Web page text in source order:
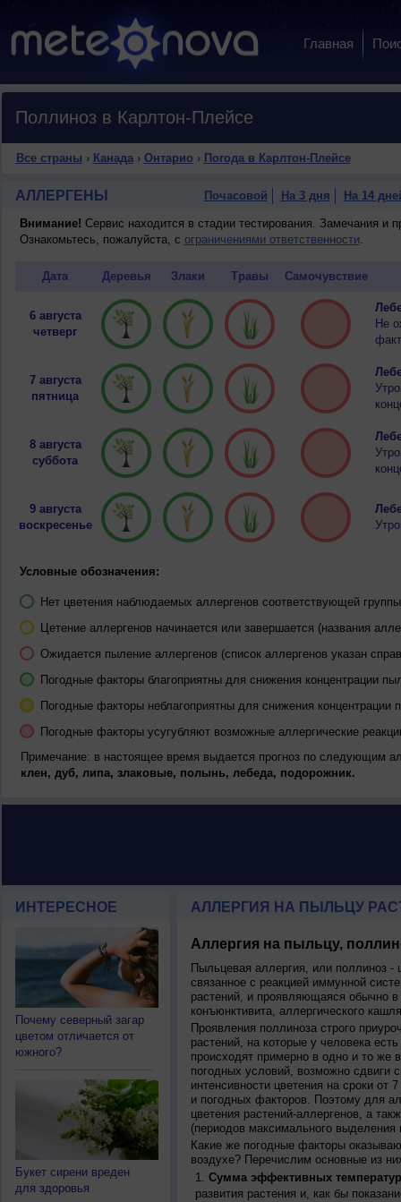
Главная
Поллиноз в Карлтон-Плейсе
Все страны › Канада› Онтарио › Погода в Карлтон-Плейсе
АЛЛЕРГЕНЫ Почасовой На 3 дня На 14
Внимание! Сервис находится в стадии тестирования. Замечания и
Ознакомьтесь, пожалуйста, с ограничениями ответственности.
Дата Деревья Злаки Травы Самочувствие
6 августа
четверг
Не
7 августа
пятница
8 августа
суббота
9 августа
воскресенье
Условные обозначения:
Нет цветения наблюдаемых аллергенов соответствующей
Цетение аллергенов начинается или завершается (названия
Ожидается пыление аллергенов (список аллергенов указан
Погодные факторы благоприятны для снижения концентрации
Погодные факторы неблагоприятны для снижения концентрации
Погодные факторы усугубляют возможные аллергические
Примечание: в настоящее время выдается прогноз по следующим
клен, дуб, липа, злаковые, полынь, лебеда, подорожник.
ИНТЕРЕСНОЕ
Почему северный загар
цветом отличается от
южного?
Букет сирени вреден
для здоровья
АЛЛЕРГИЯ НА ПЫЛЬЦУ
Аллергия на пыльцу,
Пыльцевая аллергия, или поллиноз -
связанное с реакцией иммунной
растений, и проявляющаяся обычно
конъюнктивита, аллергического
Проявления поллиноза строго
растений, на которые у человека
происходят примерно в одно и то же
погодных условий, возможно сдвиги
интенсивности цветения на сроки от
и погодных факторов. Поэтому для
цветения растений-аллергенов, а
(периодов максимального
Какие же погодные факторы
воздухе? Перечислим основные из
Сумма эффективных
развития растения и, как бы